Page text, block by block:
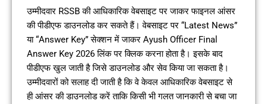
उम्मीदवार RSSB की आधिकारिक वेबसाइट पर जाकर फाइनल आंसर
की पीडीएफ डाउनलोड कर सकते हैं। वेबसाइट पर “Latest News”
या “Answer Key” सेक्शन में जाकर Ayush Officer Final
Answer Key 2026 लिंक पर क्लिक करना होता है। इसके बाद
पीडीएफ खुल जाती है जिसे डाउनलोड और सेव किया जा सकता है।
उम्मीदवारों को सलाह दी जाती है कि वे केवल आधिकारिक वेबसाइट से
ही आंसर की डाउनलोड करें ताकि किसी भी गलत जानकारी से बचा जा